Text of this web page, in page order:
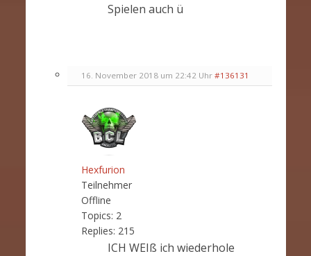
Spielen auch ü
16. November 2018 um 22:42 Uhr #136131
Hexfurion
Teilnehmer
Offline
Topics: 2
Replies: 215
ICH WEIß ich wiederhole